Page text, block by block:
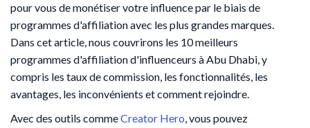
pour vous de monétiser votre influence par le biais de
programmes d'affiliation avec les plus grandes marques.
Dans cet article, nous couvrirons les 10 meilleurs
programmes d'affiliation d'influenceurs à Abu Dhabi, y
compris les taux de commission, les fonctionnalités, les
avantages, les inconvénients et comment rejoindre.
Avec des outils commeCreator Hero, vous pouvez